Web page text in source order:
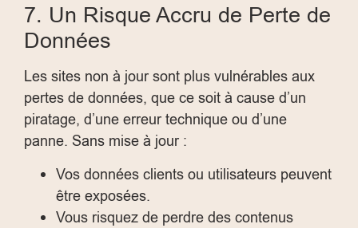
7. Un Risque Accru de Perte de
Données
Les sites non à jour sont plus vulnérables aux
pertes de données, que ce soit à cause d’un
piratage, d’une erreur technique ou d’une
panne. Sans mise à jour :
Vos données clients ou utilisateurs peuvent
être exposées.
Vous risquez de perdre des contenus